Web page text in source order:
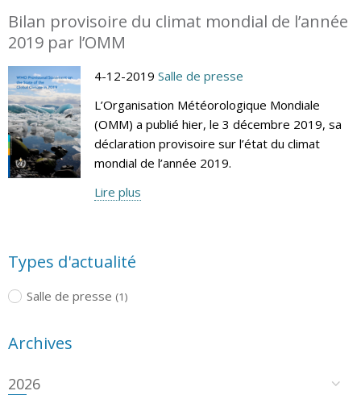
Bilan provisoire du climat mondial de l’année
2019 par l’OMM
4-12-2019 Salle de presse
L’Organisation Météorologique Mondiale
(OMM) a publié hier, le 3 décembre 2019, sa
déclaration provisoire sur l’état du climat
mondial de l’année 2019.
Lire plus
Types d'actualité
Salle de presse (1)
Archives
2026